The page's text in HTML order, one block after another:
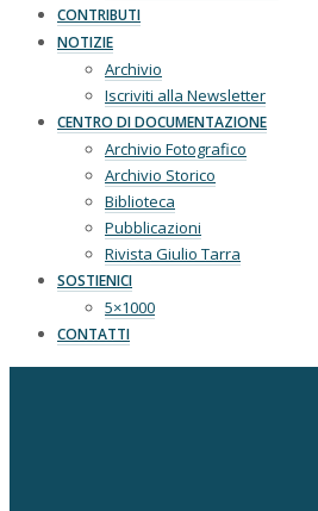
CONTRIBUTI
NOTIZIE
Archivio
Iscriviti alla Newsletter
CENTRO DI DOCUMENTAZIONE
Archivio Fotografico
Archivio Storico
Biblioteca
Pubblicazioni
Rivista Giulio Tarra
SOSTIENICI
5×1000
CONTATTI